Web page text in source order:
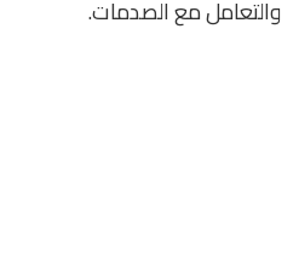
والتعامل مع الصدمات.